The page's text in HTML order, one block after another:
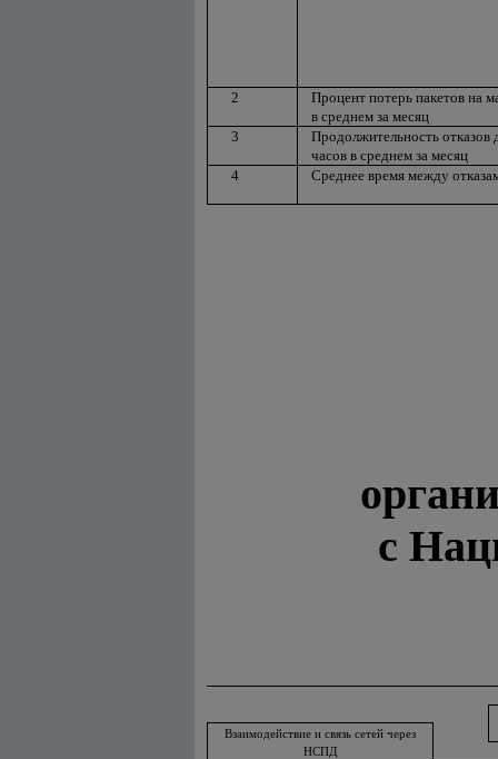
2
Процент потерь пакетов на
в среднем за месяц
3
Продолжительность отказов
часов в среднем за месяц
4
Среднее время между
с
Взаимодействие и связь сетей через
НСПД